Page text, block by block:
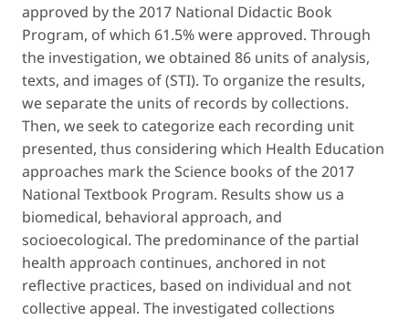
approved by the 2017 National Didactic Book
Program, of which 61.5% were approved. Through
the investigation, we obtained 86 units of analysis,
texts, and images of (STI). To organize the results,
we separate the units of records by collections.
Then, we seek to categorize each recording unit
presented, thus considering which Health Education
approaches mark the Science books of the 2017
National Textbook Program. Results show us a
biomedical, behavioral approach, and
socioecological. The predominance of the partial
health approach continues, anchored in not
reflective practices, based on individual and not
collective appeal. The investigated collections